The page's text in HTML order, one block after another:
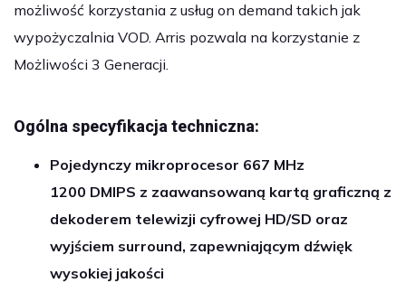
możliwość korzystania z usług on demand takich jak
wypożyczalnia VOD. Arris pozwala na korzystanie z
Możliwości 3 Generacji.
Ogólna specyfikacja techniczna:
Pojedynczy mikroprocesor 667 MHz
1200 DMIPS z zaawansowaną kartą graficzną z
dekoderem telewizji cyfrowej HD/SD oraz
wyjściem surround, zapewniającym dźwięk
wysokiej jakości